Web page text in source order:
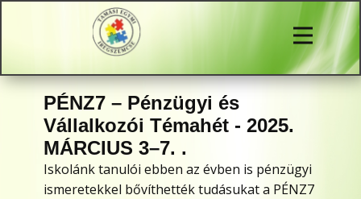
PÉNZ7 – Pénzügyi és
Vállalkozói Témahét - 2025.
MÁRCIUS 3–7. .
Iskolánk tanulói ebben az évben is pénzügyi
ismeretekkel bővíthették tudásukat a PÉNZ7